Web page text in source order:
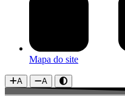
Mapa do site
A A